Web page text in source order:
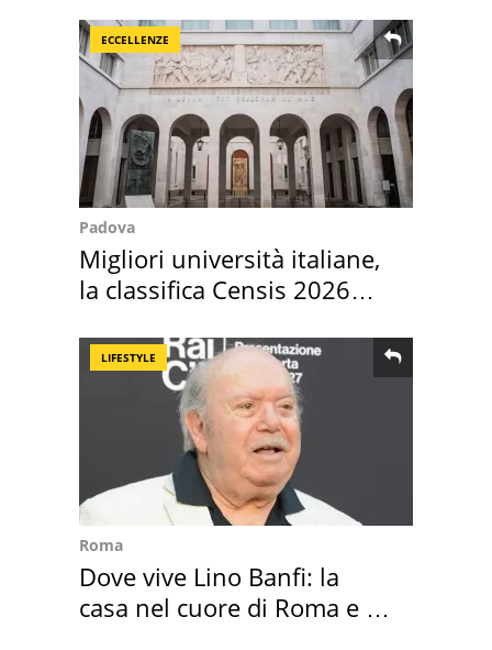
ECCELLENZE
Padova
Migliori università italiane,
la classifica Censis 2026
LIFESTYLE
Roma
Dove vive Lino Banfi: la
casa nel cuore di Roma e i